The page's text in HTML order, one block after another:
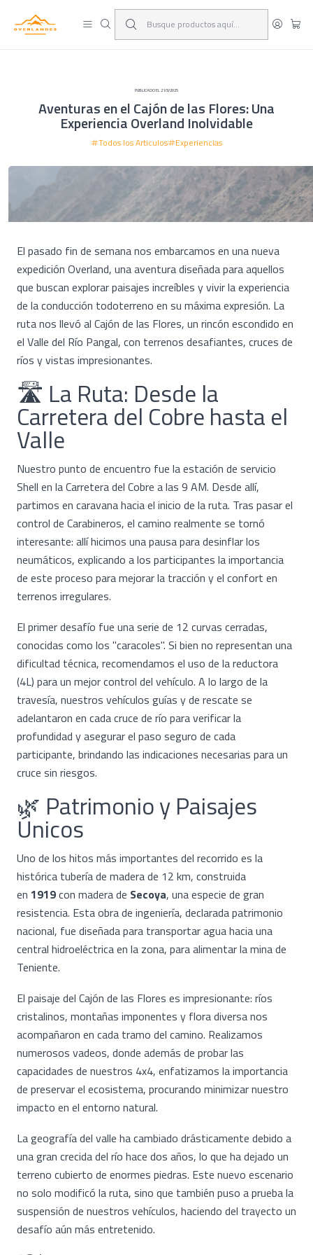
¡Viaja y deja las excusas!
PUBLICADO EL 21/3/2025
Aventuras en el Cajón de las Flores: Una
Experiencia Overland Inolvidable
Todos los Articulos Experiencias
El pasado fin de semana nos embarcamos en una nueva
expedición Overland, una aventura diseñada para aquellos
que buscan explorar paisajes increíbles y vivir la experiencia
de la conducción todoterreno en su máxima expresión. La
ruta nos llevó al Cajón de las Flores, un rincón escondido en
el Valle del Río Pangal, con terrenos desafiantes, cruces de
ríos y vistas impresionantes.
🛣️ La Ruta: Desde la
Carretera del Cobre hasta el
Valle
Nuestro punto de encuentro fue la estación de servicio
Shell en la Carretera del Cobre a las 9 AM. Desde allí,
partimos en caravana hacia el inicio de la ruta. Tras pasar el
control de Carabineros, el camino realmente se tornó
interesante: allí hicimos una pausa para desinflar los
neumáticos, explicando a los participantes la importancia
de este proceso para mejorar la tracción y el confort en
terrenos irregulares.
El primer desafío fue una serie de 12 curvas cerradas,
conocidas como los "caracoles". Si bien no representan una
dificultad técnica, recomendamos el uso de la reductora
(4L) para un mejor control del vehículo. A lo largo de la
travesía, nuestros vehículos guías y de rescate se
adelantaron en cada cruce de río para verificar la
profundidad y asegurar el paso seguro de cada
participante, brindando las indicaciones necesarias para un
cruce sin riesgos.
🌿 Patrimonio y Paisajes
Únicos
Uno de los hitos más importantes del recorrido es la
histórica tubería de madera de 12 km, construida
en 1919con madera de Secoya, una especie de gran
resistencia. Esta obra de ingeniería, declarada patrimonio
nacional, fue diseñada para transportar agua hacia una
central hidroeléctrica en la zona, para alimentar la mina de
Teniente.
El paisaje del Cajón de las Flores es impresionante: ríos
cristalinos, montañas imponentes y flora diversa nos
acompañaron en cada tramo del camino. Realizamos
numerosos vadeos, donde además de probar las
capacidades de nuestros 4x4, enfatizamos la importancia
de preservar el ecosistema, procurando minimizar nuestro
impacto en el entorno natural.
La geografía del valle ha cambiado drásticamente debido a
una gran crecida del río hace dos años, lo que ha dejado un
terreno cubierto de enormes piedras. Este nuevo escenario
no solo modificó la ruta, sino que también puso a prueba la
suspensión de nuestros vehículos, haciendo del trayecto un
desafío aún más entretenido.